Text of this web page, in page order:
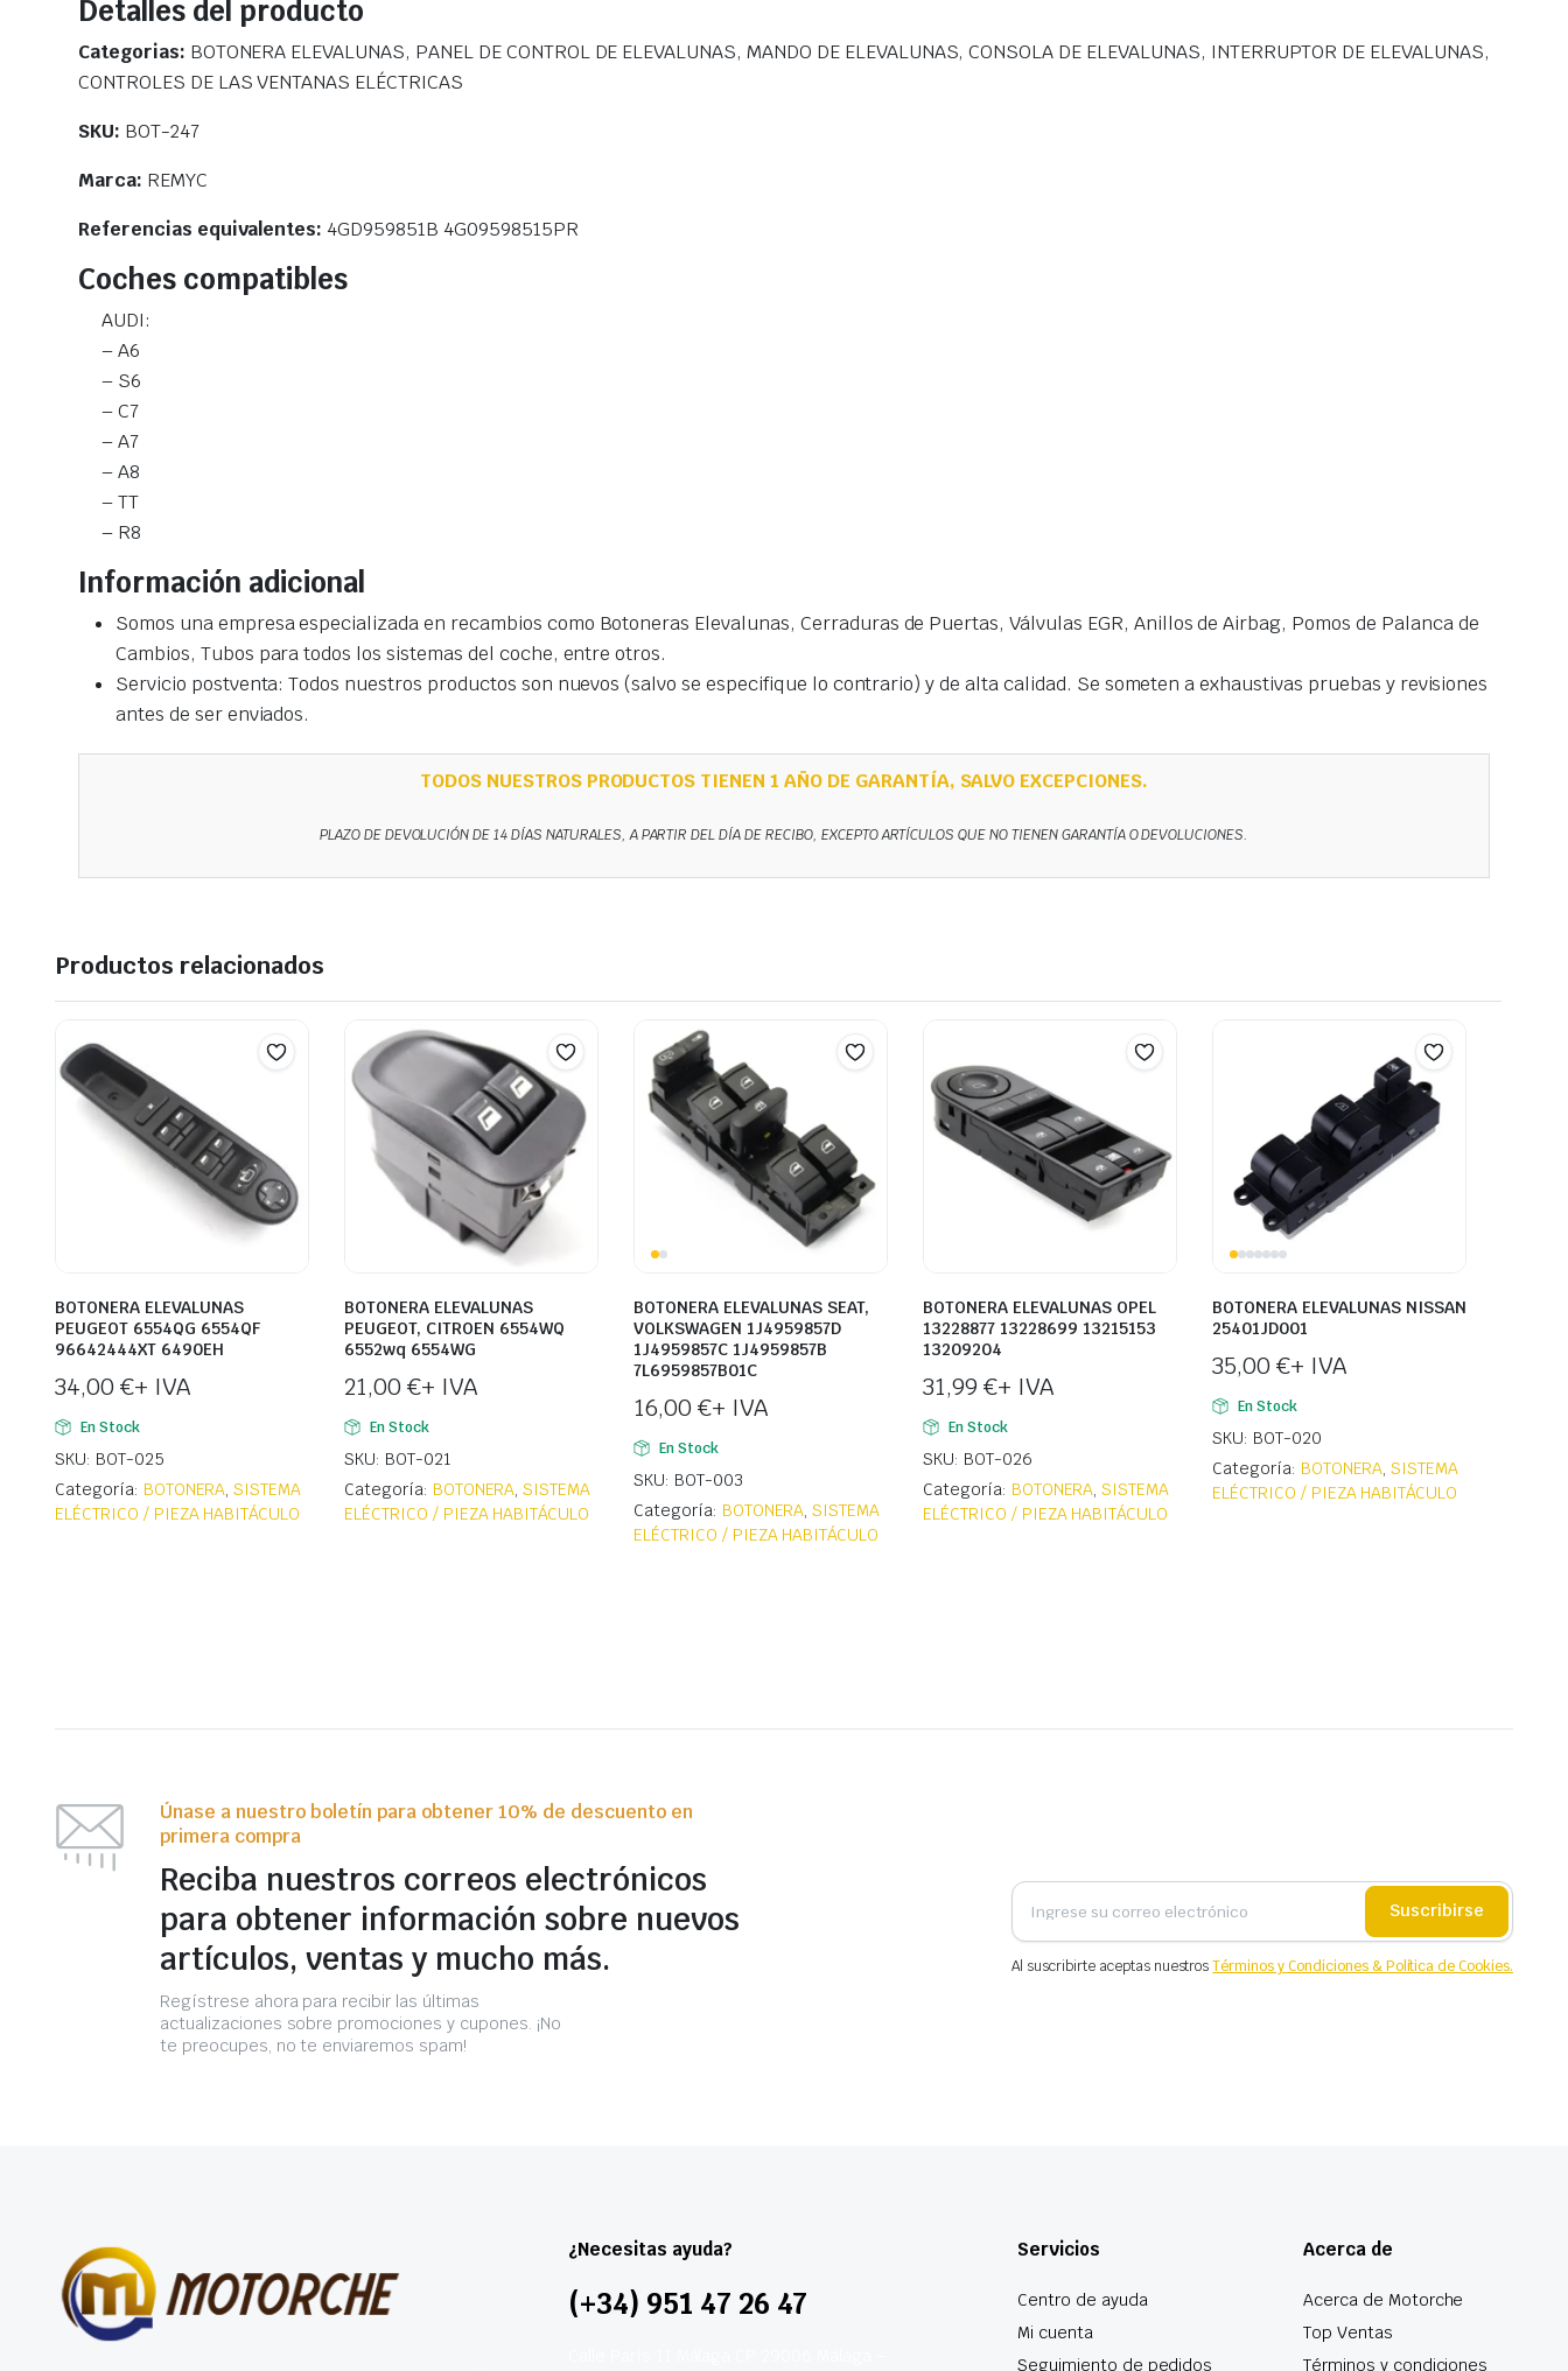
Detalles del producto
Categorias: BOTONERA ELEVALUNAS, PANEL DE CONTROL DE ELEVALUNAS, MANDO DE ELEVALUNAS, CONSOLA DE ELEVALUNAS, INTERRUPTOR DE ELEVALUNAS,
CONTROLES DE LAS VENTANAS ELÉCTRICAS
SKU: BOT-247
Marca: REMYC
Referencias equivalentes:4GD959851B 4G09598515PR
Coches compatibles
AUDI:
– A6
– S6
– C7
– A7
– A8
– TT
– R8
Información adicional
Somos una empresa especializada en recambios como Botoneras Elevalunas, Cerraduras de Puertas, Válvulas EGR, Anillos de Airbag, Pomos de Palanca de
Cambios, Tubos para todos los sistemas del coche, entre otros.
Servicio postventa: Todos nuestros productos son nuevos (salvo se especifique lo contrario) y de alta calidad. Se someten a exhaustivas pruebas y revisiones
antes de ser enviados.
TODOS NUESTROS PRODUCTOS TIENEN 1 AÑO DE GARANTÍA, SALVO EXCEPCIONES.
PLAZO DE DEVOLUCIÓN DE 14 DÍAS NATURALES, A PARTIR DEL DÍA DE RECIBO, EXCEPTO ARTÍCULOS QUE NO TIENEN GARANTÍA O DEVOLUCIONES.
Productos relacionados
BOTONERA ELEVALUNAS
PEUGEOT 6554QG 6554QF
96642444XT 6490EH
34,00 €+ IVA
En Stock
SKU: BOT-025
Categoría: BOTONERA,SISTEMA
ELÉCTRICO / PIEZA HABITÁCULO
BOTONERA ELEVALUNAS
PEUGEOT, CITROEN 6554WQ
6552wq 6554WG
21,00 €+ IVA
En Stock
SKU: BOT-021
Categoría: BOTONERA,SISTEMA
ELÉCTRICO / PIEZA HABITÁCULO
BOTONERA ELEVALUNAS SEAT,
VOLKSWAGEN 1J4959857D
1J4959857C 1J4959857B
7L6959857B01C
16,00 €+ IVA
En Stock
SKU: BOT-003
Categoría: BOTONERA,SISTEMA
ELÉCTRICO / PIEZA HABITÁCULO
BOTONERA ELEVALUNAS OPEL
13228877 13228699 13215153
13209204
31,99 €+ IVA
En Stock
SKU: BOT-026
Categoría: BOTONERA,SISTEMA
ELÉCTRICO / PIEZA HABITÁCULO
BOTONERA ELEVALUNAS NISSAN
25401JD001
35,00 €+ IVA
En Stock
SKU: BOT-020
Categoría: BOTONERA,SISTEMA
ELÉCTRICO / PIEZA HABITÁCULO
Únase a nuestro boletín para obtener 10% de descuento en
primera compra
Reciba nuestros correos electrónicos
para obtener información sobre nuevos
artículos, ventas y mucho más.
Regístrese ahora para recibir las últimas
actualizaciones sobre promociones y cupones. ¡No
te preocupes, no te enviaremos spam!
Suscribirse
Al suscribirte aceptas nuestrosTérminos y Condiciones & Política de Cookies.
¿Necesitas ayuda?
(+34) 951 47 26 47
Servicios
Centro de ayuda
Mi cuenta
Seguimiento de pedidos
Acerca de
Acerca de Motorche
Top Ventas
Términos y condiciones